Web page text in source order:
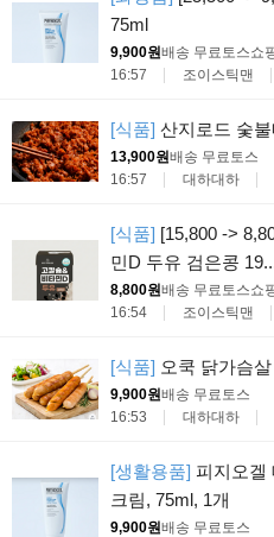
75ml
9,900원배송 무료토스쇼
16:57
조이스틱맨
[식품] 산지로드 숯
13,900원배송 무료토스
16:57
대하대하
[식품] [15,800 ->
민D 두유 검은콩
8,800원배송 무료토스쇼
16:54
조이스틱맨
[식품] 오쿡 닭가슴
9,900원배송 무료토스
16:53
대하대하
[생활용품] 피지오겔
크림, 75ml, 1개
9,900원배송 무료토스